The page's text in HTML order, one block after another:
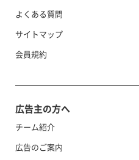
よくある質問
サイトマップ
会員規約
広告主の方へ
チーム紹介
広告のご案内